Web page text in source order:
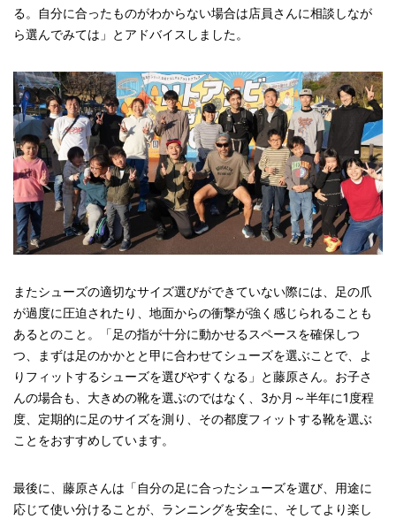
る。自分に合ったものがわからない場合は店員さんに相談しなが
ら選んでみては」とアドバイスしました。
またシューズの適切なサイズ選びができていない際には、足の爪
が過度に圧迫されたり、地面からの衝撃が強く感じられることも
あるとのこと。「足の指が十分に動かせるスペースを確保しつ
つ、まずは足のかかとと甲に合わせてシューズを選ぶことで、よ
りフィットするシューズを選びやすくなる」と藤原さん。お子さ
んの場合も、大きめの靴を選ぶのではなく、3か月～半年に1度程
度、定期的に足のサイズを測り、その都度フィットする靴を選ぶ
ことをおすすめしています。
最後に、藤原さんは「自分の足に合ったシューズを選び、用途に
応じて使い分けることが、ランニングを安全に、そしてより楽し